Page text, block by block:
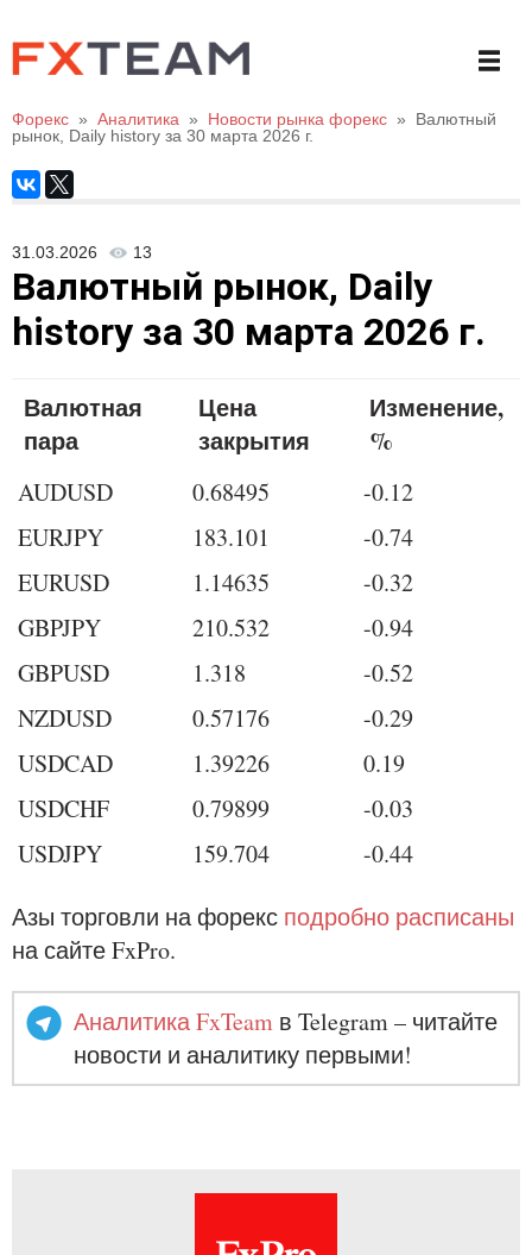
Форекс » Аналитика » Новости рынка форекс »
Валютный
рынок, Daily history за 30 марта 2026 г.
31.03.2026 13
Валютный рынок, Daily
history за 30 марта 2026 г.
Валютная
пара
Цена
закрытия
Изменение,
%
AUDUSD 0.68495
-0.12
EURJPY
183.101
-0.74
EURUSD
1.14635
-0.32
GBPJPY
210.532
-0.94
GBPUSD
1.318
-0.52
NZDUSD
0.57176
-0.29
USDCAD
1.39226
0.19
USDCHF
0.79899
-0.03
USDJPY
159.704
-0.44
Азы торговли на форекс подробно расписаны
на сайте FxPro.
Аналитика FxTeam в Telegram – читайте
новости и аналитику первыми!